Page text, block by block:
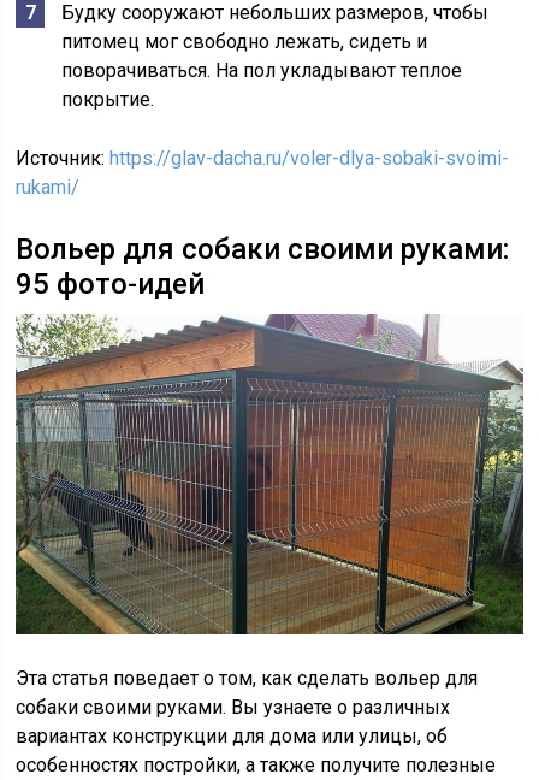
Будку сооружают небольших размеров, чтобы
питомец мог свободно лежать, сидеть и
поворачиваться. На пол укладывают теплое
покрытие.
Источник:https://glav-dacha.ru/voler-dlya-sobaki-svoimi-
rukami/
Вольер для собаки своими руками:
95 фото-идей
Эта статья поведает о том, как сделать вольер для
собаки своими руками. Вы узнаете о различных
вариантах конструкции для дома или улицы, об
особенностях постройки, а также получите полезные